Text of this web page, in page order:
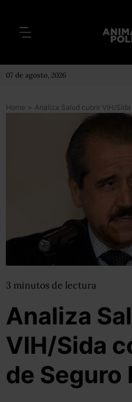
07 de agosto, 2026
Home >
3 minutos de lectura
Analiza
VIH/Sida
de Seguro